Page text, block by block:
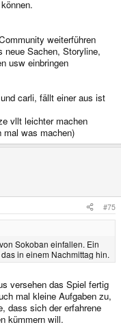
weiterführen
neue Sachen, Storyline,
usw einbringen
carli, fällt einer aus ist
vllt leichter machen
mal was machen)
#75
Sokoban einfallen. Ein
in einem Nachmittag hin.
versehen das Spiel fertig
mal kleine Aufgaben zu,
dass sich der erfahrene
kümmern will.